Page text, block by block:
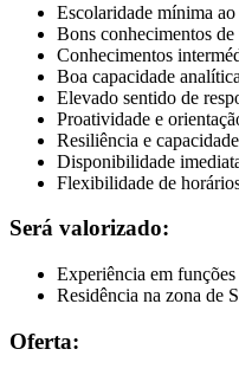
Escolaridade mínima
Bons conhecimentos
Conhecimentos
Boa capacidade
Elevado sentido de
Proatividade e
Resiliência e
Disponibilidade
Flexibilidade de
Será valorizado:
Experiência em funções
Residência na zona de
Oferta: